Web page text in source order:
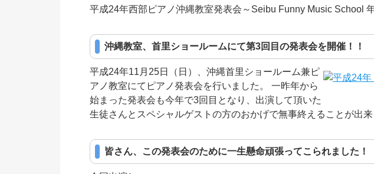
平成24年西部ピアノ沖縄教室発表会～Seibu Funny Music School
沖縄教室、首里ショールームにて第3回目の発表会を開催！！
平成24年11月25日（日）、沖縄首里ショールーム兼ピ
アノ教室にてピアノ発表会を行いました。 一昨年から
始まった発表会も今年で3回目となり、出演して頂いた
生徒さんとスペシャルゲストの方のおかげで無事終えることが出来
皆さん、この発表会のために一生懸命頑張ってこられました！